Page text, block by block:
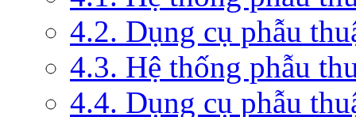
4.2. Dụng cụ phẫu
4.3. Hệ thống phẫu
4.4. Dụng cụ phẫu